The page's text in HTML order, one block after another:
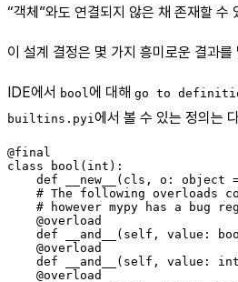
“객체”와도 연결되지 않은 채 존재할 수
이 설계 결정은 몇 가지 흥미로운 결과를
IDE에서 bool에 대해 go to
builtins.pyi에서 볼 수 있는 정의는
@final
class bool(int):
def __new__(cls, o: object
# The following overloads
# however mypy has a bug
    @overload
def __and__(self, value:
    @overload
def __and__(self, value:
    @overload